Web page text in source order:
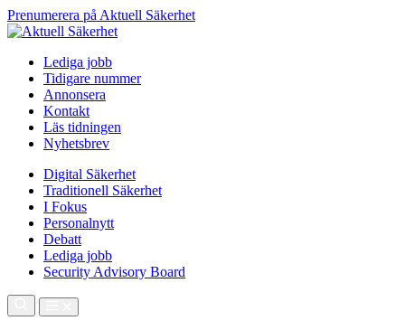
Prenumerera på Aktuell Säkerhet
Lediga jobb
Tidigare nummer
Annonsera
Kontakt
Läs tidningen
Nyhetsbrev
Digital Säkerhet
Traditionell Säkerhet
I Fokus
Personalnytt
Debatt
Lediga jobb
Security Advisory Board